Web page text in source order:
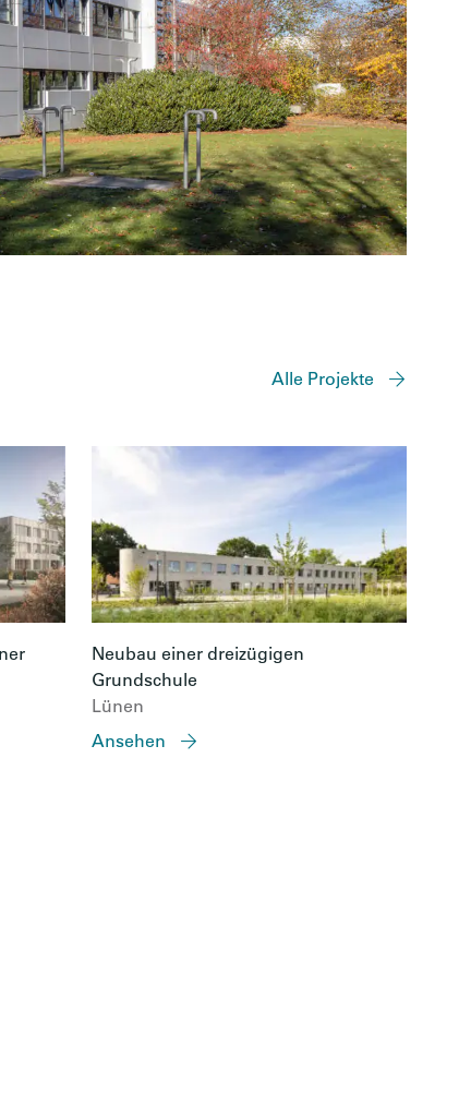
Alle Projekte
Neubau einer dreizügigen
Grundschule
Lünen
Ansehen